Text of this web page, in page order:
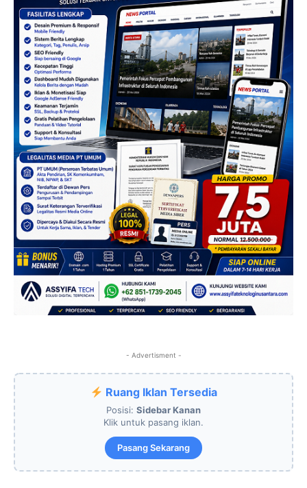
- Advertisment -
Ruang Iklan Tersedia
Posisi: Sidebar Kanan
Klik untuk pasang iklan.
Pasang Sekarang